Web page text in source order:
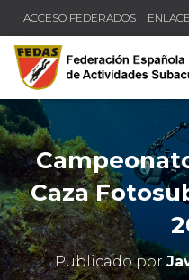
ACCESO FEDERADOS
COMPRUEBA
Caza
Publicado por